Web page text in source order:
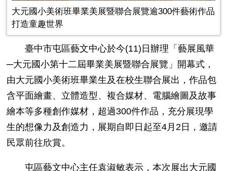
大元國小美術班畢業美展暨聯合展覽逾300件藝術作品
打造童趣世界
臺中市屯區藝文中心於今(11)日辦理「藝展風華
─大元國小第十二屆畢業美展暨聯合展覽」開幕式，
由大元國小美術班畢業生及在校生聯合展出，作品包
含平面繪畫、立體造型、複合媒材、電腦繪圖及故事
繪本等多種創作媒材，超過300件作品，充分展現學
生的想像力及創造力，展期自即日起至4月 2日，邀請
民眾前往欣賞。
屯區藝文中心主任袁淑敏表示，本次展出大元國